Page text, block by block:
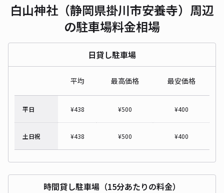
白山神社（静岡県掛川市安養寺）周辺
の駐車場料金相場
日貸し駐車場
平均 最高価格 最安価格
平日 ¥438 ¥500 ¥400
土日祝 ¥438 ¥500 ¥400
時間貸し駐車場（15分あたりの料金）